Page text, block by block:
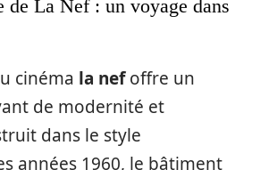
de La Nef : un voyage dans
cinéma la nefoffre un
de modernité et
dans le style
années 1960, le bâtiment